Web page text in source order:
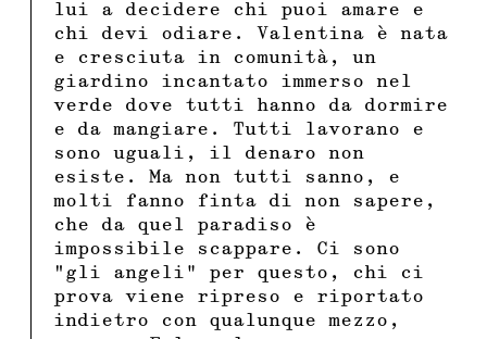
lui a decidere chi puoi amare e
chi devi odiare. Valentina è nata
e cresciuta in comunità, un
giardino incantato immerso nel
verde dove tutti hanno da dormire
e da mangiare. Tutti lavorano e
sono uguali, il denaro non
esiste. Ma non tutti sanno, e
molti fanno finta di non sapere,
che da quel paradiso è
impossibile scappare. Ci sono
“gli angeli” per questo, chi ci
prova viene ripreso e riportato
indietro con qualunque mezzo,